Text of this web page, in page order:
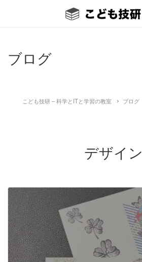
ブログ
こども技研 – 科学とITと学習の教室 ブログ
デザイン